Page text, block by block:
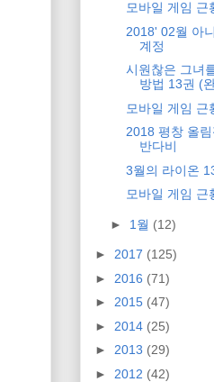
모바일 게임 근
2018' 02월 아
계정
시원찮은 그녀
방법 13권 (
모바일 게임 근
2018 평창 올림
반다비
3월의 라이온
모바일 게임 근
► 1월 (12)
► 2017 (125)
► 2016 (71)
► 2015 (47)
► 2014 (25)
► 2013 (29)
► 2012 (42)